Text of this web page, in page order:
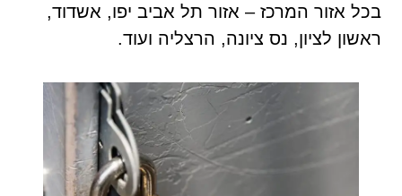
בכל אזור המרכז – אזור תל אביב יפו, אשדוד,
ראשון לציון, נס ציונה, הרצליה ועוד.